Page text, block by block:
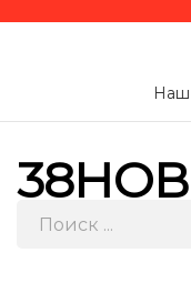
Наш